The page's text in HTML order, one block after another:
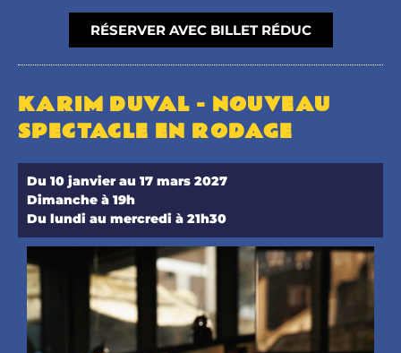
RÉSERVER AVEC BILLET RÉDUC
KARIM DUVAL - NOUVEAU
SPECTACLE EN RODAGE
Du 10 janvier au 17 mars 2027
Dimanche à 19h
Du lundi au mercredi à 21h30